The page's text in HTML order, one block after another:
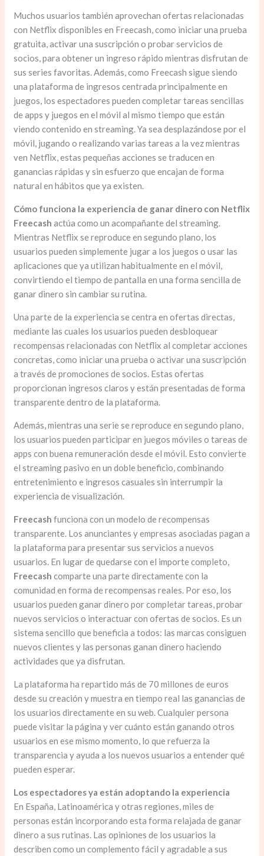
Muchos usuarios también aprovechan ofertas relacionadas
con Netflix disponibles en Freecash, como iniciar una prueba
gratuita, activar una suscripción o probar servicios de
socios, para obtener un ingreso rápido mientras disfrutan de
sus series favoritas. Además, como Freecash sigue siendo
una plataforma de ingresos centrada principalmente en
juegos, los espectadores pueden completar tareas sencillas
de apps y juegos en el móvil al mismo tiempo que están
viendo contenido en streaming. Ya sea desplazándose por el
móvil, jugando o realizando varias tareas a la vez mientras
ven Netflix, estas pequeñas acciones se traducen en
ganancias rápidas y sin esfuerzo que encajan de forma
natural en hábitos que ya existen.
Cómo funciona la experiencia de ganar dinero con Netflix
Freecashactúa como un acompañante del streaming.
Mientras Netflix se reproduce en segundo plano, los
usuarios pueden simplemente jugar a los juegos o usar las
aplicaciones que ya utilizan habitualmente en el móvil,
convirtiendo el tiempo de pantalla en una forma sencilla de
ganar dinero sin cambiar su rutina.
Una parte de la experiencia se centra en ofertas directas,
mediante las cuales los usuarios pueden desbloquear
recompensas relacionadas con Netflix al completar acciones
concretas, como iniciar una prueba o activar una suscripción
a través de promociones de socios. Estas ofertas
proporcionan ingresos claros y están presentadas de forma
transparente dentro de la plataforma.
Además, mientras una serie se reproduce en segundo plano,
los usuarios pueden participar en juegos móviles o tareas de
apps con buena remuneración desde el móvil. Esto convierte
el streaming pasivo en un doble beneficio, combinando
entretenimiento e ingresos casuales sin interrumpir la
experiencia de visualización.
Freecashfunciona con un modelo de recompensas
transparente. Los anunciantes y empresas asociadas pagan a
la plataforma para presentar sus servicios a nuevos
usuarios. En lugar de quedarse con el importe completo,
Freecashcomparte una parte directamente con la
comunidad en forma de recompensas reales. Por eso, los
usuarios pueden ganar dinero por completar tareas, probar
nuevos servicios o interactuar con ofertas de socios. Es un
sistema sencillo que beneficia a todos: las marcas consiguen
nuevos clientes y las personas ganan dinero haciendo
actividades que ya disfrutan.
La plataforma ha repartido más de 70 millones de euros
desde su creación y muestra en tiempo real las ganancias de
los usuarios directamente en su web. Cualquier persona
puede visitar la página y ver cuánto están ganando otros
usuarios en ese mismo momento, lo que refuerza la
transparencia y ayuda a los nuevos usuarios a entender qué
pueden esperar.
Los espectadores ya están adoptando la experiencia
En España, Latinoamérica y otras regiones, miles de
personas están incorporando esta forma relajada de ganar
dinero a sus rutinas. Las opiniones de los usuarios la
describen como un complemento fácil y agradable a sus